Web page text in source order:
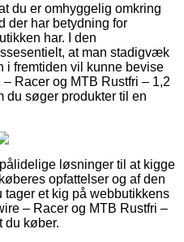
du er omhyggelig omkring
der har betydning for
har. I den
at man stadigvæk
i fremtiden vil kunne bevise
Racer og MTB Rustfri – 1,2
du søger produkter til en
løsninger til at kigge
opfattelser og af den
tager et kig på webbutikkens
– Racer og MTB Rustfri –
du køber.